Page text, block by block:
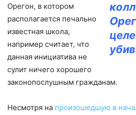
Орегон, в котором
располагается печально
известная школа,
например считает, что
данная инициатива не
сулит ничего хорошего
законопослушным гражданам.
Несмотря на произошедшую в